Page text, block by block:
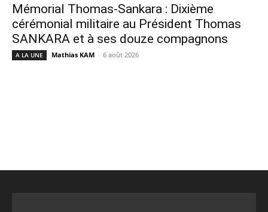
Mémorial Thomas-Sankara : Dixième
cérémonial militaire au Président Thomas
SANKARA et à ses douze compagnons
A LA UNE Mathias KAM - 6 août 2026